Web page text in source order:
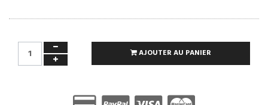
AJOUTER AU PANIER